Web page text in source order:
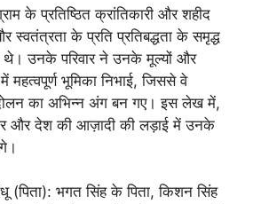
के प्रतिष्ठित क्रांतिकारी और शहीद
स्वतंत्रता के प्रति प्रतिबद्धता के समृद्ध
थे। उनके परिवार ने उनके मूल्यों और
भूमिका निभाई, जिससे वे
का अभिन्न अंग बन गए। इस लेख में,
और देश की आज़ादी की लड़ाई में उनके
(पिता): भगत सिंह के पिता, किशन सिंह